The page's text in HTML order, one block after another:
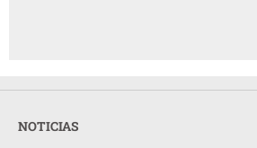
NOTICIAS